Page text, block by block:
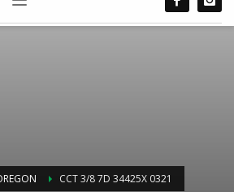
CCT 3/8 7D 34425X 0321